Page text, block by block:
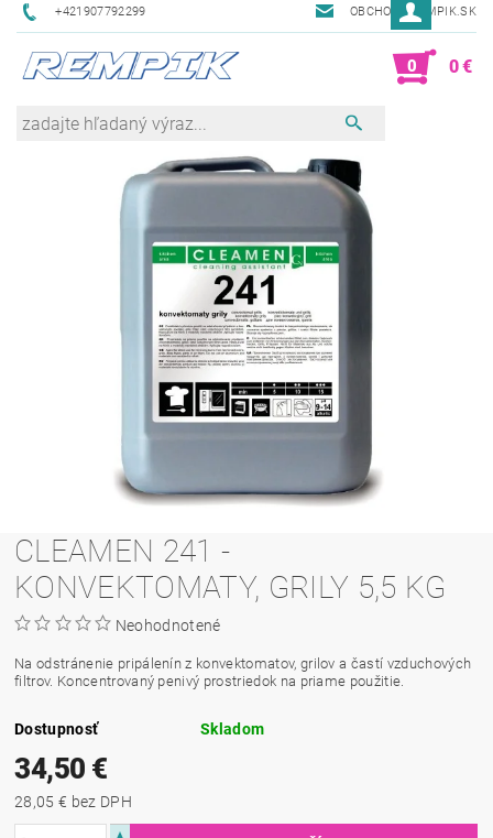
+421907792299 OBCHOD@REMPIK.SK
0 0 €
CLEAMEN 241 -
KONVEKTOMATY, GRILY 5,5 KG
Neohodnotené
Na odstránenie pripálenín z konvektomatov, grilov a častí vzduchových
filtrov. Koncentrovaný penivý prostriedok na priame použitie.
Dostupnosť Skladom
34,50 €
28,05 € bez DPH